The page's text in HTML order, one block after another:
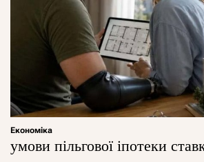
Економіка
умови пільгової іпотеки